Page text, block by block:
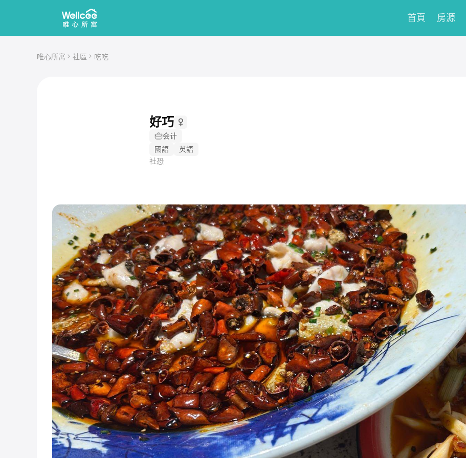
首頁 房源
唯心所寓 社區 吃吃
好巧
会计
國語
英語
社恐